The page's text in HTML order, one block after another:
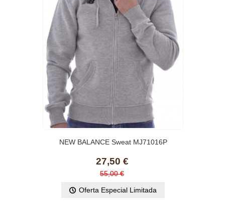
NEW BALANCE Sweat MJ71016P
27,50 €
55,00 €
Oferta Especial Limitada